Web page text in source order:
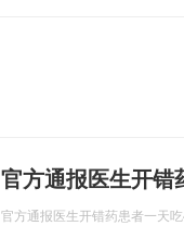
官方通报医生开错
官方通报医生开错药患者一天